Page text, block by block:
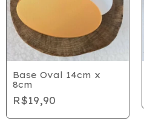
Base Oval 14cm x
8cm
R$19,90